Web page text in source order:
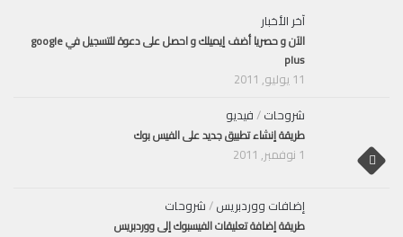
آخر الأخبار
الآن و حصريا أضف إيميلك و احصل على دعوة للتسجيل في google
plus
شروحات/فيديو
طريقة إنشاء تطبيق جديد على الفيس بوك
إضافات ووردبريس/شروحات
طريقة إضافة تعليقات الفيسبوك إلى ووردبريس